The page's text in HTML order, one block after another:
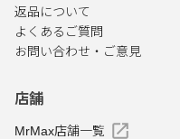
返品について
よくあるご質問
お問い合わせ・ご意見
店舗
MrMax店舗一覧